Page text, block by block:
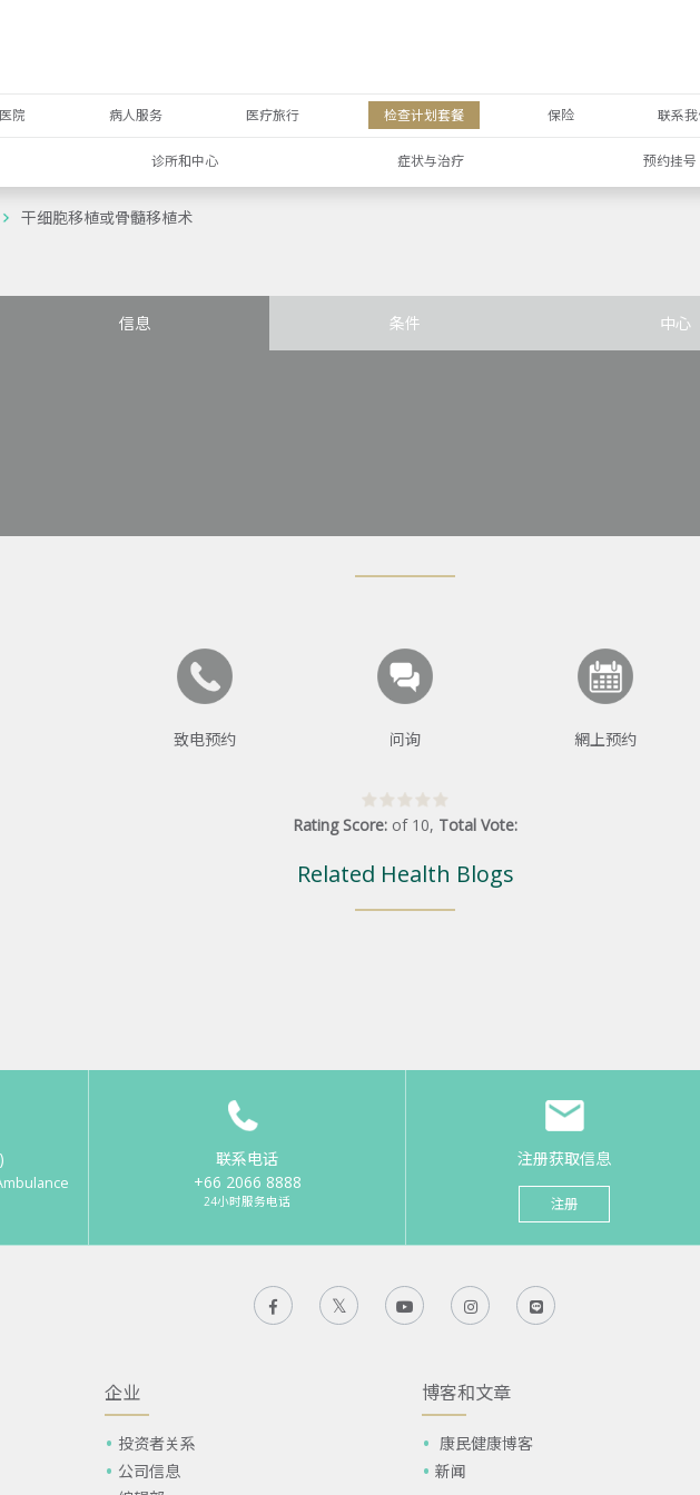
院 病人服务 医疗旅行 检查计划套餐 保险 联系
诊所和中心 症状与治疗 预约挂号
干细胞移植或骨髓移植术
信息 条件 中心
致电预约 问询 網上预约
Rating Score: of 10, Total Vote:
Related Health Blogs
联系电话
+66 2066 8888
24小时服务电话
注册获取信息
注册
企业
投资者关系
公司信息
博客和文章
康民健康博客
新闻